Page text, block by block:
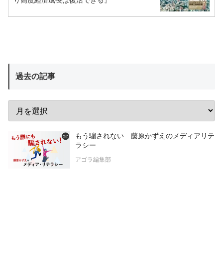
過去の記事
もう騙されない 藤原かずえのメディアリテ
ラシー
アゴラ編集部